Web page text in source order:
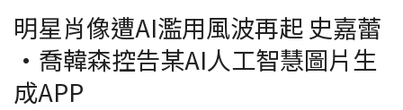
明星肖像遭AI濫用風波再起 史嘉蕾
·喬韓森控告某AI人工智慧圖片生
成APP